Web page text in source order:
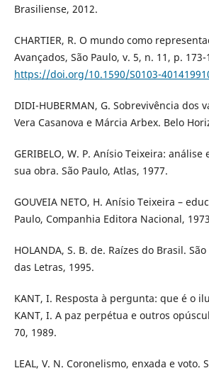
Brasiliense, 2012.
CHARTIER, R. O mundo como
Avançados, São Paulo, v. 5, n. 11, p.
https://doi.org/10.1590/S0103-
DIDI-HUBERMAN, G. Sobrevivência dos
Vera Casanova e Márcia Arbex. Belo
GERIBELO, W. P. Anísio Teixeira:
sua obra. São Paulo, Atlas, 1977.
GOUVEIA NETO, H. Anísio Teixeira –
Paulo, Companhia Editora Nacional,
HOLANDA, S. B. de. Raízes do Brasil.
das Letras, 1995.
KANT, I. Resposta à pergunta: que é o
KANT, I. A paz perpétua e outros
70, 1989.
LEAL, V. N. Coronelismo, enxada e voto.